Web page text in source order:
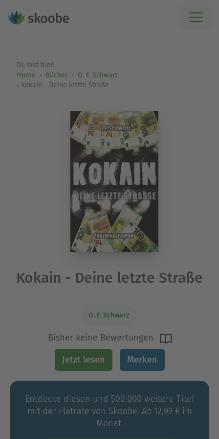
Du bist hier:
Home
Bücher
O. F. Schwarz
Kokain - Deine letzte Straße
Kokain - Deine letzte Straße
O. F. Schwarz
Bisher keine Bewertungen
Jetzt lesen Merken
Entdecke diesen und 500.000 weitere Titel
mit der Flatrate von Skoobe. Ab 12,99 € im
Monat.